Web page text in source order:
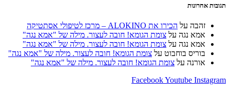
תגובות אחרונות
זהבה על הכירו את ALOKINO – מרכז לטיפולי אסתטיקה
אמא נגה על צומת הגומא! חובה לעצור. מילה של "אמא נגה"
אמא נגה על צומת הגומא! חובה לעצור. מילה של "אמא נגה"
בוריס בוחבוט על צומת הגומא! חובה לעצור. מילה של "אמא נגה"
אורנה על צומת הגומא! חובה לעצור. מילה של "אמא נגה"
FacebookYoutube Instagram